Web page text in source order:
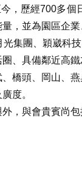
，歷經700多
，並為園區企
集團、穎崴科
、具備鄰近高
橋頭、岡山、
度。
，與會貴賓尚